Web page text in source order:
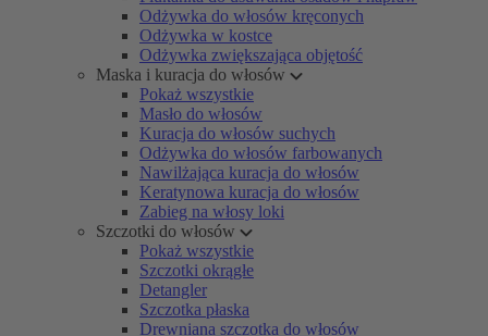
Odżywka do włosów kręconych
Odżywka w kostce
Odżywka zwiększająca objętość
Maska i kuracja do włosów
Pokaż wszystkie
Masło do włosów
Kuracja do włosów suchych
Odżywka do włosów farbowanych
Nawilżająca kuracja do włosów
Keratynowa kuracja do włosów
Zabieg na włosy loki
Szczotki do włosów
Pokaż wszystkie
Szczotki okrągłe
Detangler
Szczotka płaska
Drewniana szczotka do włosów